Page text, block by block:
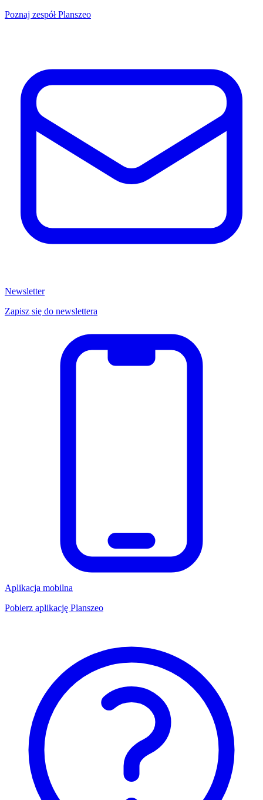
Poznaj zespół Planszeo
Newsletter
Zapisz się do newslettera
Aplikacja mobilna
Pobierz aplikację Planszeo